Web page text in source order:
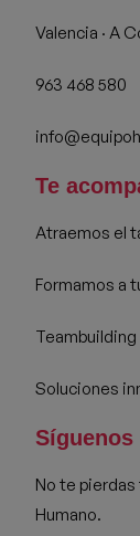
Valencia · A
963 468 580
Te
Atraemos el
Formamos a
Soluciones
Síguenos
No te
Humano.